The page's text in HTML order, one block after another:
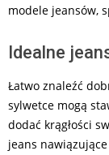
modele jeansów,
Idealne
Łatwo znaleźć
sylwetce mogą
dodać krągłości
jeans